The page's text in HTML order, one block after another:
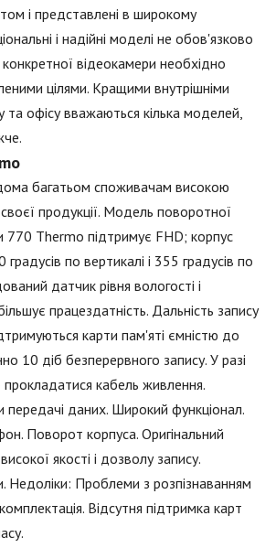
і представлені в широкому
і надійні моделі не обов'язково
відеокамери необхідно
цілями. Кращими внутрішніми
офісу вважаються кілька моделей,
багатьом споживачам високою
своєї продукції. Модель поворотної
770 Thermo підтримує FHD; корпус
по вертикалі і 355 градусів по
датчик рівня вологості і
працездатність. Дальність запису
карти пам'яті ємністю до
10 діб безперервного запису. У разі
кабель живлення.
даних. Широкий функціонал.
Поворот корпуса. Оригінальний
якості і дозволу запису.
Недоліки: Проблеми з розпізнаванням
Відсутня підтримка карт